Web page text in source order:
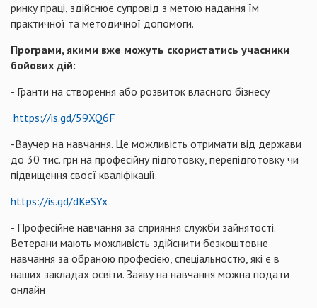
ринку праці, здійснює супровід з метою надання їм
практичної та методичної допомоги.
Програми, якими вже можуть скористатись учасники
бойових дій:
- Гранти на створення або розвиток власного бізнесу
https://is.gd/59XQ6F
-Ваучер на навчання. Це можливість отримати від держави
до 30 тис. грн на професійну підготовку, перепідготовку чи
підвищення своєї кваліфікації.
https://is.gd/dKeSYx
- Професійне навчання за сприяння служби зайнятості.
Ветерани мають можливість здійснити безкоштовне
навчання за обраною професією, спеціальностю, які є в
наших закладах освіти. Заяву на навчання можна подати
онлайн